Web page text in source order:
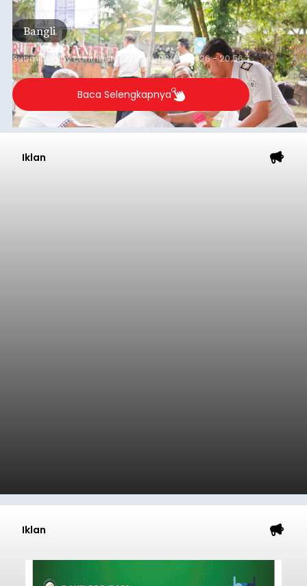
kegiatan pemeriksaan kesehatan gratis, Rabu
(6/8/2026).
Bangli
Submitted bycontributor Thu, 08/06/2026 - 20:56
Baca Selengkapnya
Iklan
Iklan